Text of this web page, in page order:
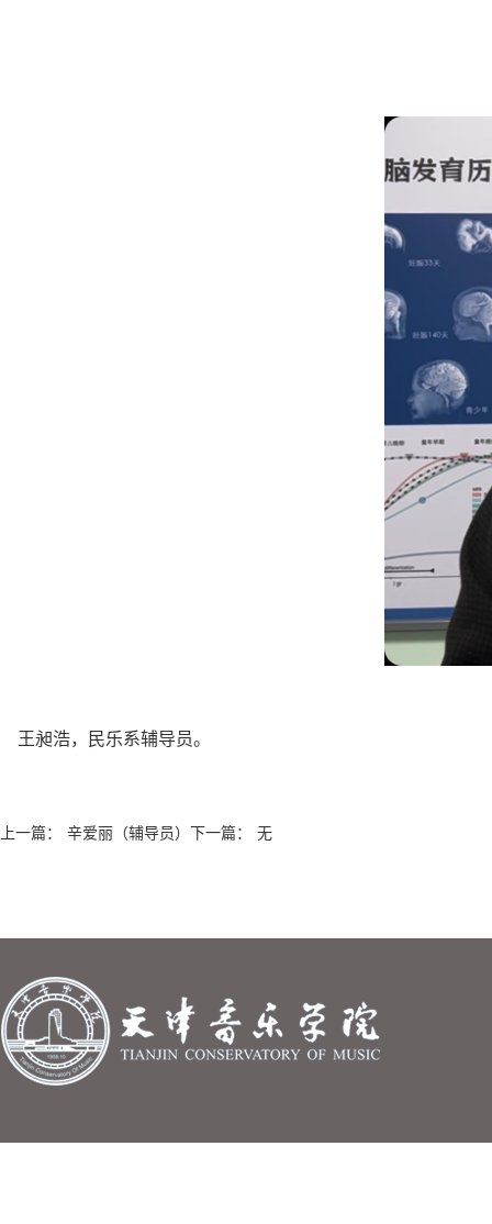
王昶浩，民乐系辅导员。
上一篇： 辛爱丽（辅导员） 下一篇： 无